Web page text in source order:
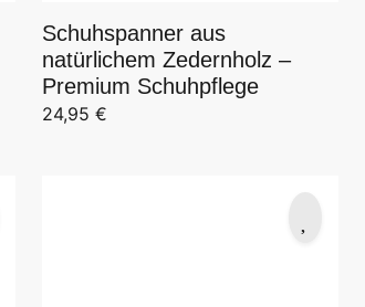
Schuhspanner aus
natürlichem Zedernholz –
Premium Schuhpflege
24,95 €